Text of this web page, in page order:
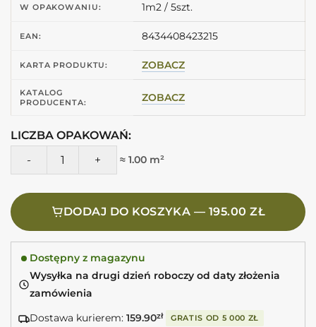
W OPAKOWANIU: 1m2 / 5szt.
EAN: 8434408423215
KARTA PRODUKTU: ZOBACZ
KATALOG
PRODUCENTA:
ZOBACZ
LICZBA OPAKOWAŃ:
ilość Peronda Fs STAR BLUE LT 45X45 Kafelki we wzory 3D
≈ 1.00 m²
DODAJ DO KOSZYKA — 195.00 ZŁ
Dostępny z magazynu
Wysyłka na drugi dzień roboczy od daty złożenia
zamówienia
Dostawa kurierem: 159.90zł GRATIS OD 5 000 ZŁ